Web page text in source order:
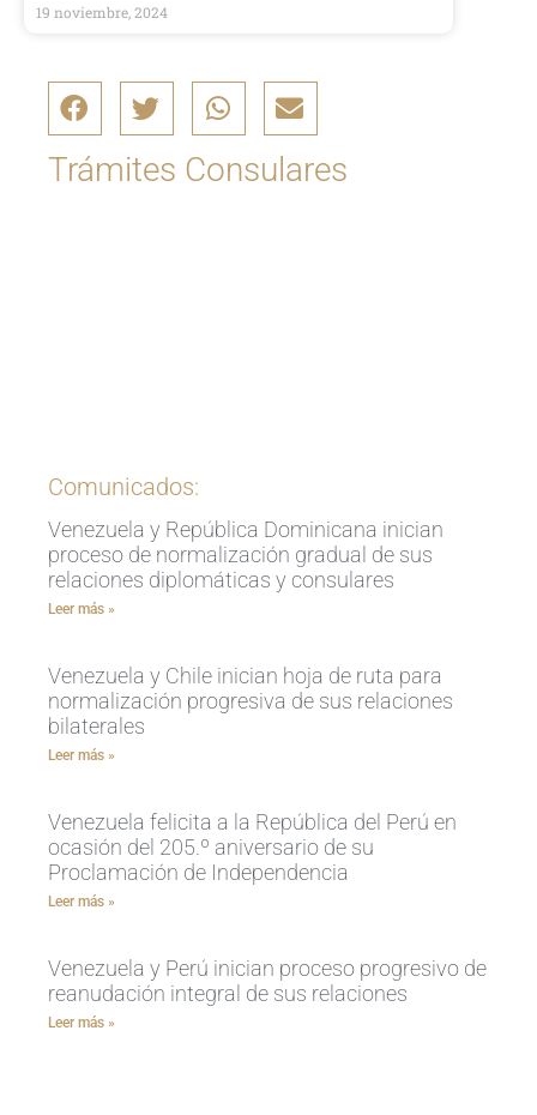
19 noviembre, 2024
Trámites Consulares
Comunicados:
Venezuela y República Dominicana inician
proceso de normalización gradual de sus
relaciones diplomáticas y consulares
Leer más »
Venezuela y Chile inician hoja de ruta para
normalización progresiva de sus relaciones
bilaterales
Leer más »
Venezuela felicita a la República del Perú en
ocasión del 205.º aniversario de su
Proclamación de Independencia
Leer más »
Venezuela y Perú inician proceso progresivo de
reanudación integral de sus relaciones
Leer más »